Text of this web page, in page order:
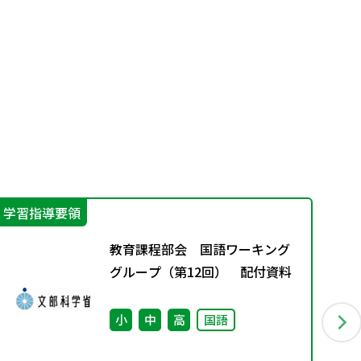
学習指導要領
教育課程部会 国語ワーキング
グループ（第12回） 配付資料
小 中 高 国語